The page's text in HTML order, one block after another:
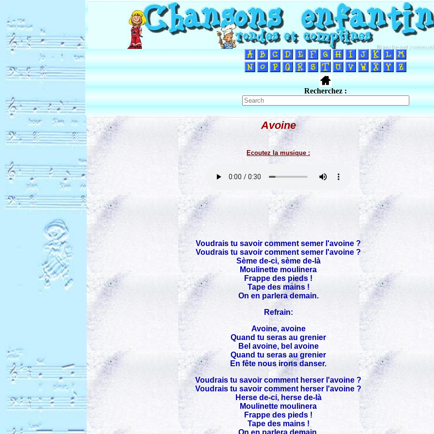
Recherchez :
Avoine
Ecoutez la musique :
Voudrais tu savoir comment semer l'avoine ?
Voudrais tu savoir comment semer l'avoine ?
Sème de-ci, sème de-là
Moulinette moulinera
Frappe des pieds !
Tape des mains !
On en parlera demain.
Refrain:
Avoine, avoine
Quand tu seras au grenier
Bel avoine, bel avoine
Quand tu seras au grenier
En fête nous irons danser.
Voudrais tu savoir comment herser l'avoine ?
Voudrais tu savoir comment herser l'avoine ?
Herse de-ci, herse de-là
Moulinette moulinera
Frappe des pieds !
Tape des mains !
On en parlera demain.